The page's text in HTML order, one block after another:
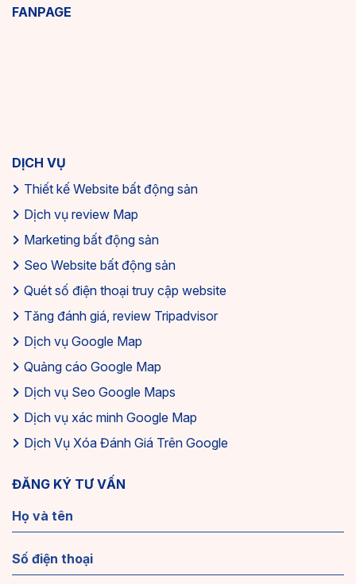
FANPAGE
DỊCH VỤ
Thiết kế Website bất động sản
Dịch vụ review Map
Marketing bất động sản
Seo Website bất động sản
Quét số điện thoại truy cập website
Tăng đánh giá, review Tripadvisor
Dịch vụ Google Map
Quảng cáo Google Map
Dịch vụ Seo Google Maps
Dịch vụ xác minh Google Map
Dịch Vụ Xóa Đánh Giá Trên Google
ĐĂNG KÝ TƯ VẤN